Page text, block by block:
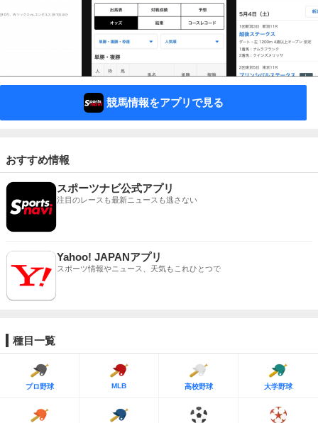
競馬情報をアプリで見る
おすすめ情報
スポーツナビ公式アプリ
注目のレースも最新ニュースも逃さない
Yahoo! JAPANアプリ
スポーツ情報やニュース、天気もこれひとつで
種目一覧
プロ野球 MLB 高校野球 大学野球